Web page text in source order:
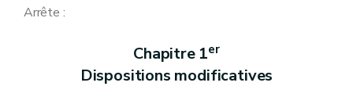
Arrête :
Chapitre 1er
Dispositions modificatives